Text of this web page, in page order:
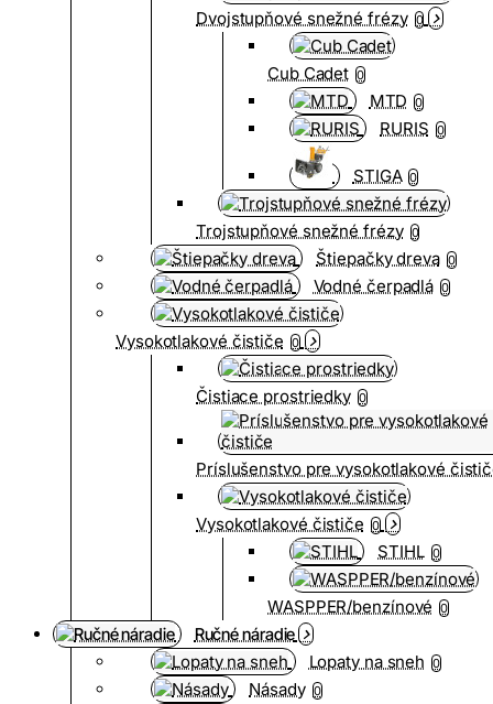
Dvojstupňové snežné frézy 0
Cub Cadet 0
MTD 0
RURIS 0
STIGA 0
Trojstupňové snežné frézy 0
Štiepačky dreva 0
Vodné čerpadlá 0
Vysokotlakové čističe 0
Čistiace prostriedky 0
Príslušenstvo pre vysokotlakové
Vysokotlakové čističe 0
STIHL 0
WASPPER/benzínové 0
Ručné náradie
Lopaty na sneh 0
Násady 0